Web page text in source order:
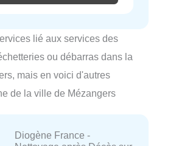
lié aux services des
ou débarras dans la
mais en voici d'autres
de la ville de Mézangers
Diogène France -